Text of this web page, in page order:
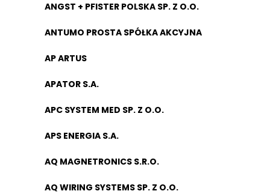
ANGST + PFISTER POLSKA SP. Z O.O.
ANTUMO PROSTA SPÓŁKA AKCYJNA
AP ARTUS
APATOR S.A.
APC SYSTEM MED SP. Z O.O.
APS ENERGIA S.A.
AQ MAGNETRONICS S.R.O.
AQ WIRING SYSTEMS SP. Z O.O.